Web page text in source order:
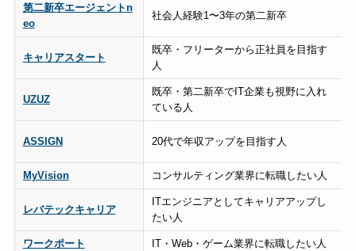
第二新卒エージェントn
eo
社会人経験1〜3年の第二新卒
キャリアスタート
既卒・フリーターから正社員を目指す
人
UZUZ
既卒・第二新卒でIT企業も視野に入れ
ている人
ASSIGN 20代で年収アップを目指す人
MyVision コンサルティング業界に転職したい人
レバテックキャリア
ITエンジニアとしてキャリアアップし
たい人
ワークポート IT・Web・ゲーム業界に転職したい人